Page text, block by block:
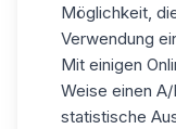
Möglichkeit,
Verwendung
Mit einigen
Weise einen
statistische